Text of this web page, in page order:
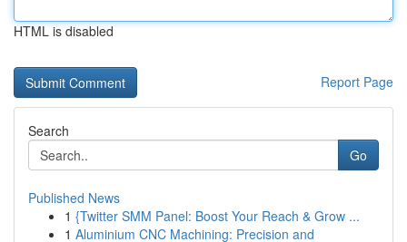
HTML is disabled
Report Page
Search
Go
Published News
1 {Twitter SMM Panel: Boost Your Reach & Grow ...
1 Aluminium CNC Machining: Precision and